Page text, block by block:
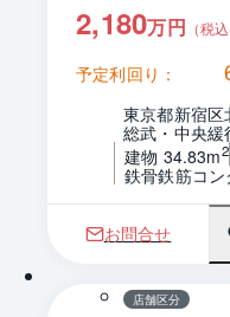
2,180万円 （税込
予定利回り：
東京都新宿区
総武・中央
建物 34.83m2
鉄骨鉄筋コ
お問合せ
店舗区分